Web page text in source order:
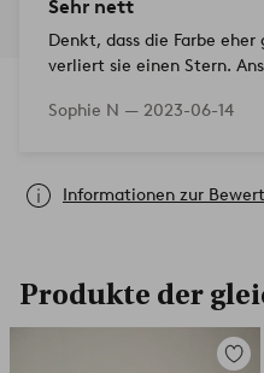
Sehr nett
Denkt, dass die Farbe
verliert sie einen Stern.
Auch leicht
Sophie N — 2023-06-14
Informationen zur
Produkte der
Zu